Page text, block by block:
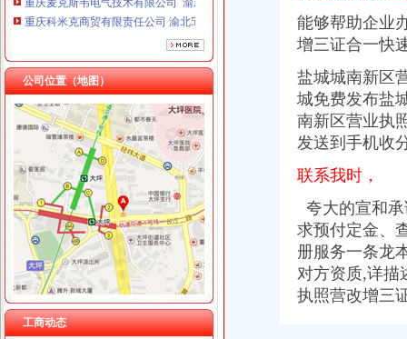
重庆科米克商贸有限责任公司 渝北50万 （工商注册）
重庆欧氏科技发展有限公司 渝九50万 （进出口权）
重庆嘉天琪科技有限公司 渝北30万 （工商注册）
重庆凯誉网络通信技术工程有限公司 渝中300万 （工商变更）
重庆佳技维科技发展有限公司 渝南100万 （进出口权）
上海兆妩贸易有限公司重庆龙湖·北城天街分公司 （工商注册）
公司位置（地图）
工商动态
茶园新区代办营业执照
重庆哪家代办较快办理营业执照,房地产开发资质验资-重庆58同城
【图】南岸茶园新区府公司注册代办营业执照代理_重庆工商注册_重
新华区注册公司条件、步骤,2017年新华代理注册公司要多少钱
苏州注册公司_苏州代理记账_苏州代办营业执照_苏州新区|吴中区|吴江|
【茶园新区联通营业厅（售后中心）招合作伙伴】-代理加盟-重庆赶集网
【重庆茶园新区工商注册|工商注册代理|工商注册代办】-重庆赶集网
能够帮助企业
增三证合一快
盐城城南新区
城免费发布盐
南新区营业执
发送到手机收
联系我时，
夸大的宣和
求预付定金、
册服务一条龙
对方资质,详描
执照营改增三